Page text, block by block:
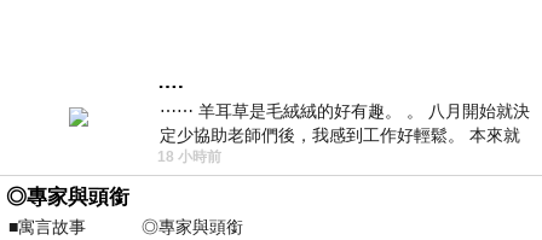
….
⋯⋯ 羊耳草是毛絨絨的好有趣。 。 八月開始就決
定少協助老師們後，我感到工作好輕鬆。 本來就
不是我的工作啊。 真
18 小時前
◎專家與頭銜
■寓言故事 ◎專家與頭銜